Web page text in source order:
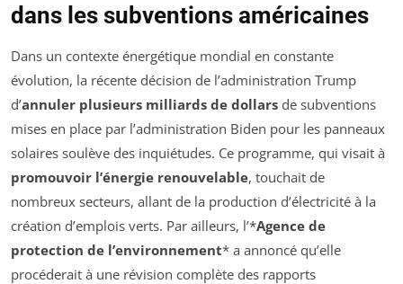
dans les subventions américaines
Dans un contexte énergétique mondial en constante
évolution, la récente décision de l’administration Trump
d’annuler plusieurs milliards de dollars de subventions
mises en place par l’administration Biden pour les panneaux
solaires soulève des inquiétudes. Ce programme, qui visait à
promouvoir l’énergie renouvelable, touchait de
nombreux secteurs, allant de la production d’électricité à la
création d’emplois verts. Par ailleurs, l’*Agence de
protection de l’environnement* a annoncé qu’elle
procéderait à une révision complète des rapports